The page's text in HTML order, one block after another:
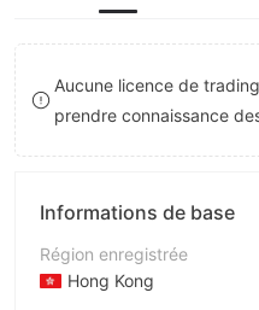
Aucune licence de
prendre connaissance
Informations de base
Région enregistrée
Hong Kong